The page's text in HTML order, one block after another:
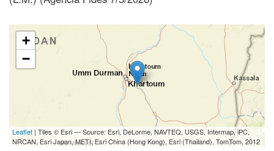
+
−
Leaflet | Tiles © Esri — Source: Esri, DeLorme, NAVTEQ, USGS, Intermap, iPC,
NRCAN, Esri Japan, METI, Esri China (Hong Kong), Esri (Thailand), TomTom, 2012